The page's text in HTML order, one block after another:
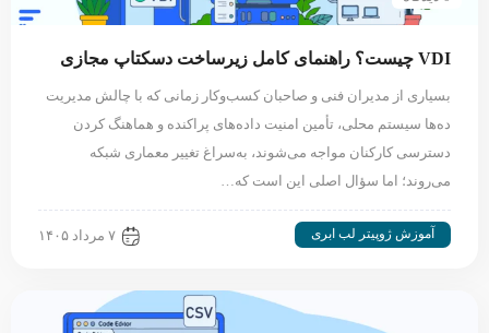
VDI چیست؟ راهنمای کامل زیرساخت دسکتاپ مجازی
بسیاری از مدیران فنی و صاحبان کسب‌وکار زمانی که با چالش مدیریت
ده‌ها سیستم محلی، تأمین امنیت داده‌های پراکنده و هماهنگ کردن
دسترسی کارکنان مواجه می‌شوند، به‌سراغ تغییر معماری شبکه
می‌روند؛ اما سؤال اصلی این است که…
آموزش ژوپیتر لب ابری ۷ مرداد ۱۴۰۵